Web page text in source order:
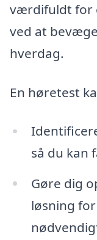
værdifuldt for
ved at
hverdag.
En høretest
så du kan
Gøre dig
løsning